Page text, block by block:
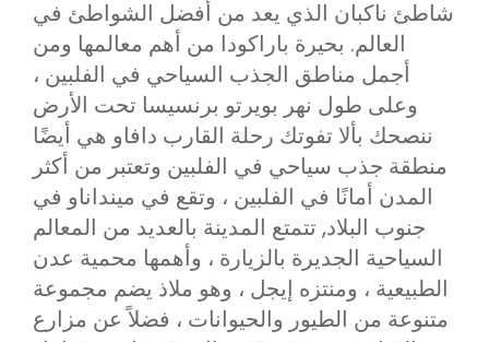
شاطئ ناكبان الذي يعد من أفضل الشواطئ في
العالم. بحيرة باراكودا من أهم معالمها ومن
أجمل مناطق الجذب السياحي في الفلبين ،
وعلى طول نهر بويرتو برنسيسا تحت الأرض
ننصحك بألا تفوتك رحلة القارب دافاو هي أيضًا
منطقة جذب سياحي في الفلبين وتعتبر من أكثر
المدن أمانًا في الفلبين ، وتقع في مينداناو في
جنوب البلاد, تتمتع المدينة بالعديد من المعالم
السياحية الجديرة بالزيارة ، وأهمها محمية عدن
الطبيعية ، ومنتزه إيجل ، وهو ملاذ يضم مجموعة
متنوعة من الطيور والحيوانات ، فضلاً عن مزارع